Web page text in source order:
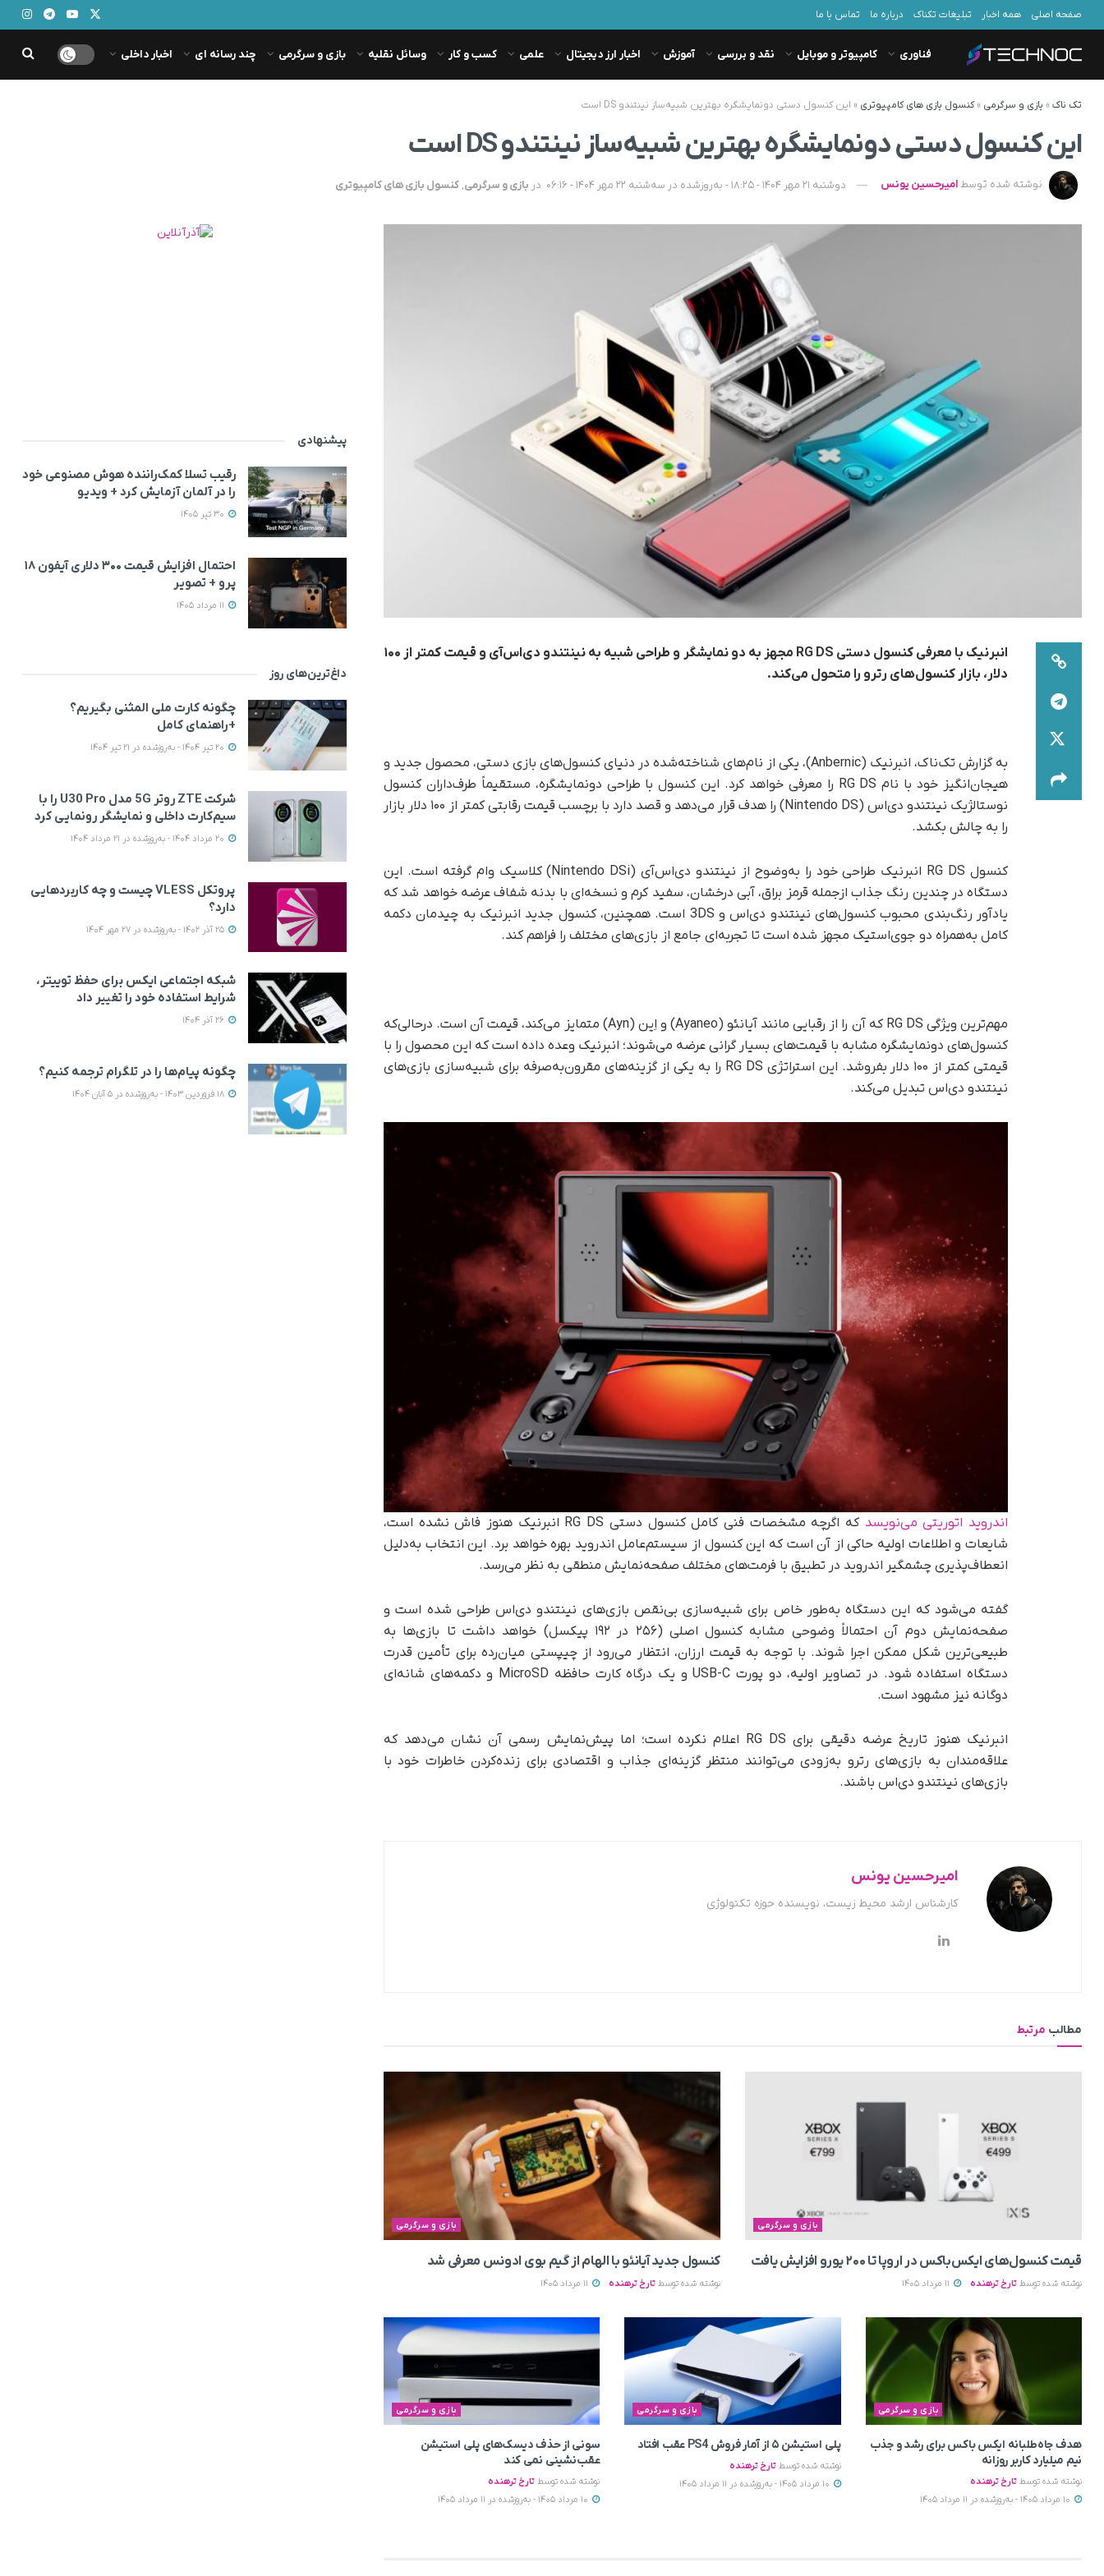
صفحه اصلی همه اخبار تبلیغات تکناک درباره ما تماس با ما
فناوری کامپیوتر و موبایل نقد و بررسی آموزش اخبار ارز دیجیتال علمی کسب و کار وسائل نقلیه بازی و سرگرمی چند رسانه ای اخبار داخلی
تک ناک» بازی و سرگرمی »کنسول بازی های کامپیوتری » این کنسول دستی دونمایشگره بهترین شبیه‌ساز نینتندو DS است
این کنسول دستی دونمایشگره بهترین شبیه‌ساز نینتندو DS است
نوشته شده توسط امیرحسین یونس دوشنبه 21 مهر 1404 - 18:25 - به‌روزشده در سه‌شنبه 22 مهر 1404 - 06:16 در بازی و سرگرمی,کنسول بازی های کامپیوتری
انبرنیک با معرفی کنسول دستی RG DS مجهز به دو نمایشگر و طراحی شبیه به نینتندو دی‌اس‌آی و قیمت کمتر از ۱۰۰
دلار، بازار کنسول‌های رترو را متحول می‌کند.
به گزارش تک‌ناک، انبرنیک (Anbernic)، یکی از نام‌های شناخته‌شده در دنیای کنسول‌های بازی دستی، محصول جدید و
هیجان‌انگیز خود با نام RG DS را معرفی خواهد کرد. این کنسول با طراحی دونمایشگره، مستقیماً طرف‌داران کنسول
نوستالژیک نینتندو دی‌اس (Nintendo DS) را هدف قرار می‌دهد و قصد دارد با برچسب قیمت رقابتی کمتر از ۱۰۰ دلار بازار
را به چالش بکشد.
کنسول RG DS انبرنیک طراحی خود را به‌وضوح از نینتندو دی‌اس‌آی (Nintendo DSi) کلاسیک وام گرفته است. این
دستگاه در چندین رنگ جذاب از‌جمله قرمز براق، آبی درخشان، سفید کرم و نسخه‌ای با بدنه شفاف عرضه خواهد شد که
یادآور رنگ‌بندی محبوب کنسول‌های نینتندو دی‌اس و 3DS است. همچنین، کنسول جدید انبرنیک به چیدمان دکمه
کامل به‌همراه دو جوی‌استیک مجهز شده است تا تجربه‌ای جامع از بازی‌های مختلف را فراهم کند.
مهم‌ترین ویژگی RG DS که آن را از رقبایی مانند آیانئو (Ayaneo) و اِین (Ayn) متمایز می‌کند، قیمت آن است. درحالی‌که
کنسول‌های دونمایشگره مشابه با قیمت‌های بسیار گرانی عرضه می‌شوند؛ انبرنیک وعده داده است که این محصول را با
قیمتی کمتر از ۱۰۰ دلار بفروشد. این استراتژی RG DS را به یکی از گزینه‌های مقرون‌به‌صرفه برای شبیه‌سازی بازی‌های
نینتندو دی‌اس تبدیل می‌کند.
اندروید اتوریتی می‌نویسد
که اگرچه مشخصات فنی کامل کنسول دستی RG DS انبرنیک هنوز فاش نشده است،
شایعات و اطلاعات اولیه حاکی از آن است که این کنسول از سیستم‌عامل اندروید بهره خواهد برد. این انتخاب به‌دلیل
انعطاف‌پذیری چشمگیر اندروید در تطبیق با فرمت‌های مختلف صفحه‌نمایش منطقی به نظر می‌رسد.
گفته می‌شود که این دستگاه به‌طور خاص برای شبیه‌سازی بی‌نقص بازی‌های نینتندو دی‌اس طراحی شده است و
صفحه‌نمایش دوم آن احتمالاً وضوحی مشابه کنسول اصلی (۲۵۶ در ۱۹۲ پیکسل) خواهد داشت تا بازی‌ها به
طبیعی‌ترین شکل ممکن اجرا شوند. با توجه به قیمت ارزان، انتظار می‌رود از چیپستی میان‌رده برای تأمین قدرت
دستگاه استفاده شود. در تصاویر اولیه، دو پورت USB-C و یک درگاه کارت حافظه MicroSD و دکمه‌های شانه‌ای
دوگانه نیز مشهود است.
انبرنیک هنوز تاریخ عرضه دقیقی برای RG DS اعلام نکرده است؛ اما پیش‌نمایش رسمی آن نشان می‌دهد که
علاقه‌مندان به بازی‌های رترو به‌زودی می‌توانند منتظر گزینه‌ای جذاب و اقتصادی برای زنده‌کردن خاطرات خود با
بازی‌های نینتندو دی‌اس باشند.
امیرحسین یونس
کارشناس ارشد محیط زیست، نویسنده حوزه تکنولوژی
مطالب مرتبط
بازی و سرگرمی
قیمت کنسول‌های ایکس‌باکس در اروپا تا ۲۰۰ یورو افزایش یافت
نوشته شده توسط تارخ ترهنده
بازی و سرگرمی
کنسول جدید آیانئو با الهام از گیم بوی ادونس معرفی شد
نوشته شده توسط تارخ ترهنده
بازی و سرگرمی
هدف جاه‌طلبانه ایکس باکس برای رشد و جذب
نیم میلیارد کاربر روزانه
نوشته شده توسط تارخ ترهنده
بازی و سرگرمی
پلی استیشن ۵ از آمار فروش PS4 عقب افتاد
نوشته شده توسط تارخ ترهنده
بازی و سرگرمی
سونی از حذف دیسک‌های پلی استیشن
عقب‌نشینی نمی‌ کند
نوشته شده توسط تارخ ترهنده
پیشنهادی
رقیب تسلا کمک‌راننده هوش مصنوعی خود
را در آلمان آزمایش کرد + ویدیو
احتمال افزایش قیمت ۳۰۰ دلاری آیفون ۱۸
پرو + تصویر
داغ‌ترین‌های روز
چگونه کارت ملی المثنی بگیریم؟
+راهنمای کامل
شرکت ZTE روتر 5G مدل U30 Pro را با
سیم‌کارت داخلی و نمایشگر رونمایی کرد
پروتکل VLESS چیست و چه کاربردهایی
دارد؟
شبکه اجتماعی ایکس برای حفظ توییتر،
شرایط استفاده خود را تغییر داد
چگونه پیام‌ها را در تلگرام ترجمه کنیم؟